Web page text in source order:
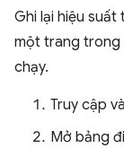
Ghi lại hiệu suất
một trang trong
chạy.
Truy cập
Mở bảng